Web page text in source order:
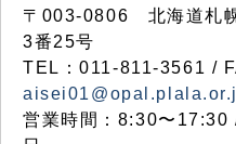
〒003-0806 北海道札
3番25号
TEL：011-811-3561 /
営業時間：8:30〜17:30